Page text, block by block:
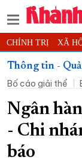
CHÍNH TRỊ XÃ
THỂ THAO ĐỜI
KHOA HỌC - CÔNG
THẾ GIỚI
PODCAST
QUY HOẠCH TỈNH
Thông tin -
Bố cáo giải thể
Ngân
- Chi
báo